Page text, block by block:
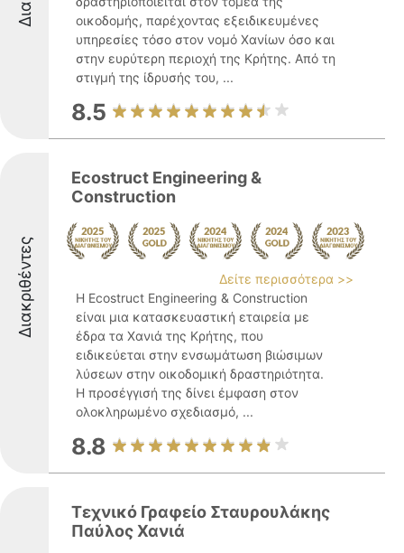
οικοδομής, παρέχοντας εξειδικευμένες
υπηρεσίες τόσο στον νομό Χανίων όσο και
στην ευρύτερη περιοχή της Κρήτης. Από τη
στιγμή της ίδρυσής του, ...
8.5
Διακριθέντες
Ecostruct Engineering &
Construction
Δείτε περισσότερα >>
Η Ecostruct Engineering & Construction
είναι μια κατασκευαστική εταιρεία με
έδρα τα Χανιά της Κρήτης, που
ειδικεύεται στην ενσωμάτωση βιώσιμων
λύσεων στην οικοδομική δραστηριότητα.
Η προσέγγισή της δίνει έμφαση στον
ολοκληρωμένο σχεδιασμό, ...
8.8
Τεχνικό Γραφείο Σταυρουλάκης
Παύλος Χανιά